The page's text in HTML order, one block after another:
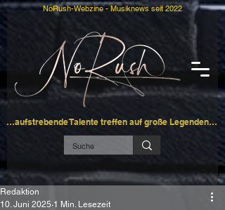
…aufstrebende Talente treffen auf große Legenden…
NoRush-Webzine - Musiknews seit 2022
Redaktion
10. Juni 2025 1 Min. Lesezeit